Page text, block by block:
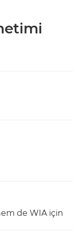
de WIA için